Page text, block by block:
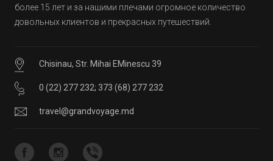
более 15 лет и за нашими плечами огромное количество
довольных клиентов и прекрасных путешествий.
Chisinau, Str. Mihai EMinescu 39
0 (22) 277 232; 373 (68) 277 232
travel@grandvoyage.md